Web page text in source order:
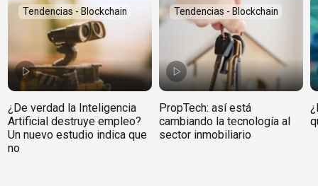
Tendencias - Blockchain
¿De verdad la Inteligencia
Artificial destruye empleo?
Un nuevo estudio indica que
no
Tendencias - Blockchain
PropTech: así está
cambiando la tecnología al
sector inmobiliario